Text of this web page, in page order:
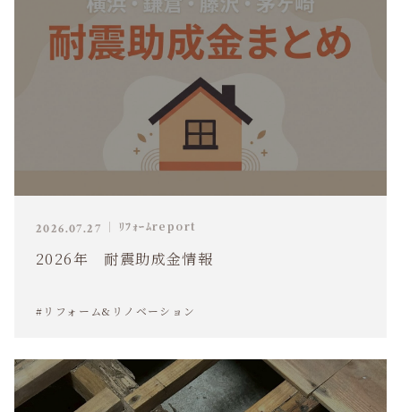
2026.07.27 ﾘﾌｫｰﾑreport
2026年 耐震助成金情報
#リフォーム&リノベーション